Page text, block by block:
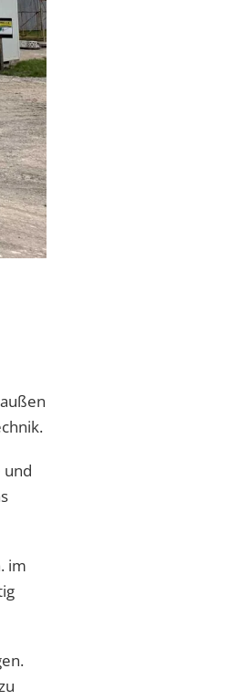
und
im